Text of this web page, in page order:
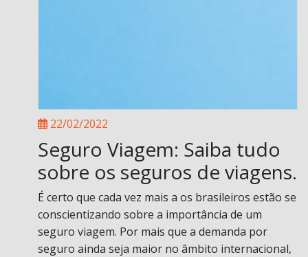
22/02/2022
Seguro Viagem: Saiba tudo
sobre os seguros de viagens.
É certo que cada vez mais a os brasileiros estão se
conscientizando sobre a importância de um
seguro viagem. Por mais que a demanda por
seguro ainda seja maior no âmbito internacional,